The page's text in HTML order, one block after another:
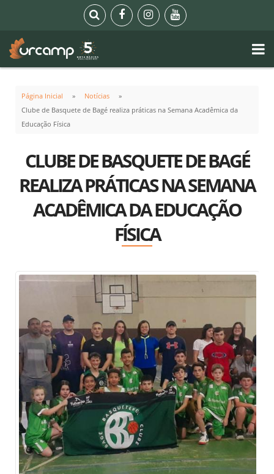
Página Inicial
Notícias
Clube de Basquete de Bagé realiza práticas na Semana Acadêmica da
Educação Física
CLUBE DE BASQUETE DE BAGÉ
REALIZA PRÁTICAS NA SEMANA
ACADÊMICA DA EDUCAÇÃO
FÍSICA